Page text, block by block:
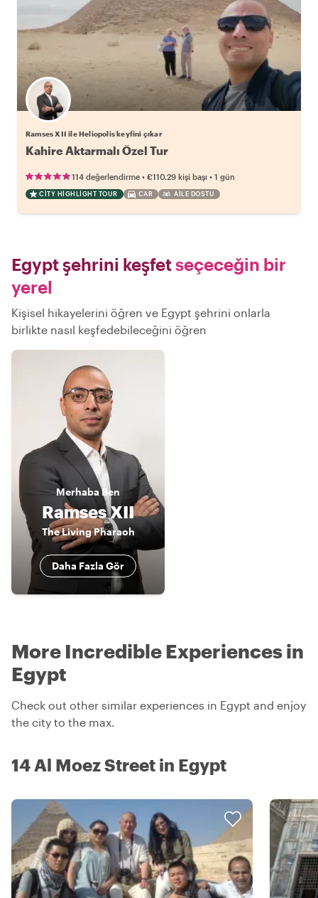
Ramses XII ile Heliopolis keyfini çıkar
Kahire Aktarmalı Özel Tur
114 değerlendirme • €110.29 kişi başı • 1 gün
CITY HIGHLIGHT TOUR CAR AILE DOSTU
Egypt şehrini keşfetseçeceğin bir
yerel
Kişisel hikayelerini öğren ve Egypt şehrini onlarla
birlikte nasıl keşfedebileceğini öğren
Merhaba Ben
Ramses XII
The Living Pharaoh
Daha Fazla Gör
More Incredible Experiences in
Egypt
Check out other similar experiences in Egypt and enjoy
the city to the max.
14 Al Moez Street in Egypt